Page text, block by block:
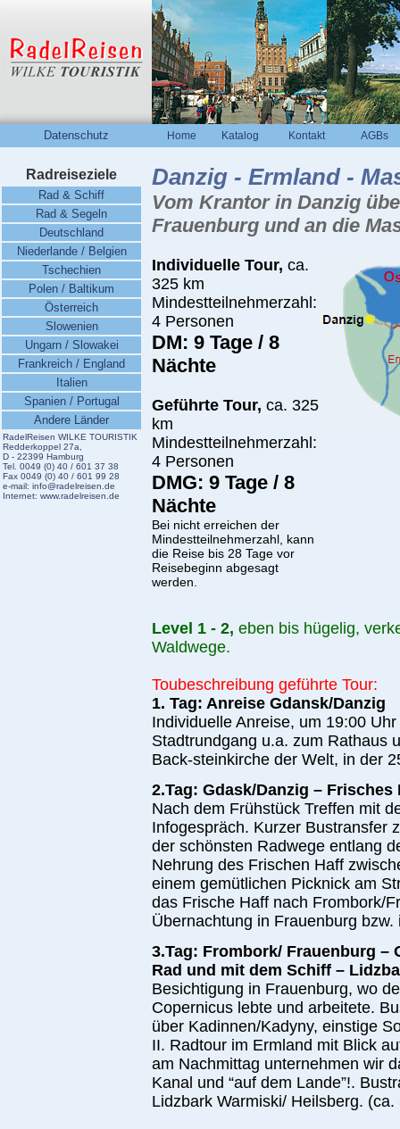
Datenschutz Home Katalog Kontakt AGBs
Radreiseziele
Rad & Schiff
Rad & Segeln
Deutschland
Niederlande / Belgien
Tschechien
Polen / Baltikum
Österreich
Slowenien
Ungarn / Slowakei
Frankreich / England
Italien
Spanien / Portugal
Andere Länder
RadelReisen WILKE TOURISTIK
Redderkoppel 27a,
D - 22399 Hamburg
Tel. 0049 (0) 40 / 601 37 38
Fax 0049 (0) 40 / 601 99 28
e-mail: info@radelreisen.de
Internet: www.radelreisen.de
Danzig - Ermland -
Vom Krantor in Danzig
Frauenburg und an die
Individuelle Tour, ca.
325 km
Mindestteilnehmerzahl:
4 Personen
DM: 9 Tage / 8
Nächte
Geführte Tour, ca. 325
km
Mindestteilnehmerzahl:
4 Personen
DMG: 9 Tage / 8
Nächte
Bei nicht erreichen der
Mindestteilnehmerzahl, kann
die Reise bis 28 Tage vor
Reisebeginn abgesagt
werden.
Level 1 - 2, eben bis hügelig, v
Waldwege.
Toubeschreibung geführte Tour:
1. Tag: Anreise Gdansk/Danzig
Individuelle Anreise, um 19:00
Stadtrundgang u.a. zum Rathaus
Back-steinkirche der Welt, in der
2.Tag: Gdask/Danzig –
Nach dem Frühstück Treffen mit
Infogespräch. Kurzer Bustransfer
der schönsten Radwege entlang
Nehrung des Frischen Haff
einem gemütlichen Picknick am
das Frische Haff nach Frombork/
Übernachtung in Frauenburg
3.Tag: Frombork/ Frauenburg –
Rad und mit dem Schiff –
Besichtigung in Frauenburg, wo
Copernicus lebte und arbeitete.
über Kadinnen/Kadyny, einstige
II. Radtour im Ermland mit Blick
am Nachmittag unternehmen wir
Kanal und “auf dem Lande”!.
Lidzbark Warmiski/ Heilsberg. (ca.